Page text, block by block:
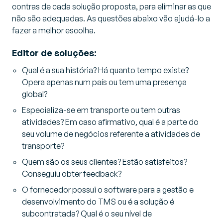
contras de cada solução proposta, para eliminar as que
não são adequadas. As questões abaixo vão ajudá-lo a
fazer a melhor escolha.
Editor de soluções:
Qual é a sua história? Há quanto tempo existe?
Opera apenas num país ou tem uma presença
global?
Especializa-se em transporte ou tem outras
atividades? Em caso afirmativo, qual é a parte do
seu volume de negócios referente a atividades de
transporte?
Quem são os seus clientes? Estão satisfeitos?
Conseguiu obter feedback?
O fornecedor possui o software para a gestão e
desenvolvimento do TMS ou é a solução é
subcontratada? Qual é o seu nível de